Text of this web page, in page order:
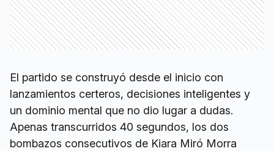
El partido se construyó desde el inicio con
lanzamientos certeros, decisiones inteligentes y
un dominio mental que no dio lugar a dudas.
Apenas transcurridos 40 segundos, los dos
bombazos consecutivos de Kiara Miró Morra